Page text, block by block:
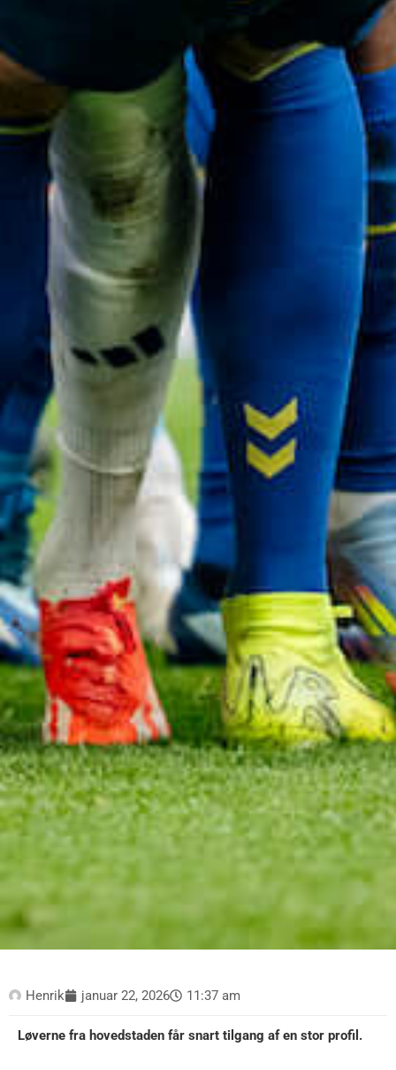
Henrik januar 22, 2026 11:37 am
Løverne fra hovedstaden får snart tilgang af en stor profil.